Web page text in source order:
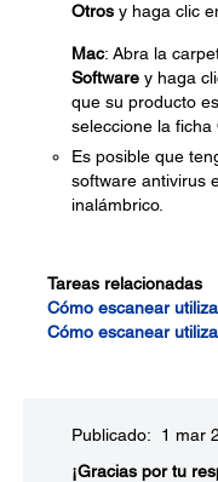
Otros y haga clic
Mac: Abra la
Software y haga
que su producto
seleccione la ficha
Es posible que
software antivirus
inalámbrico.
Tareas relacionadas
Cómo escanear
Cómo escanear
Publicado: 1 mar
¡Gracias por tu